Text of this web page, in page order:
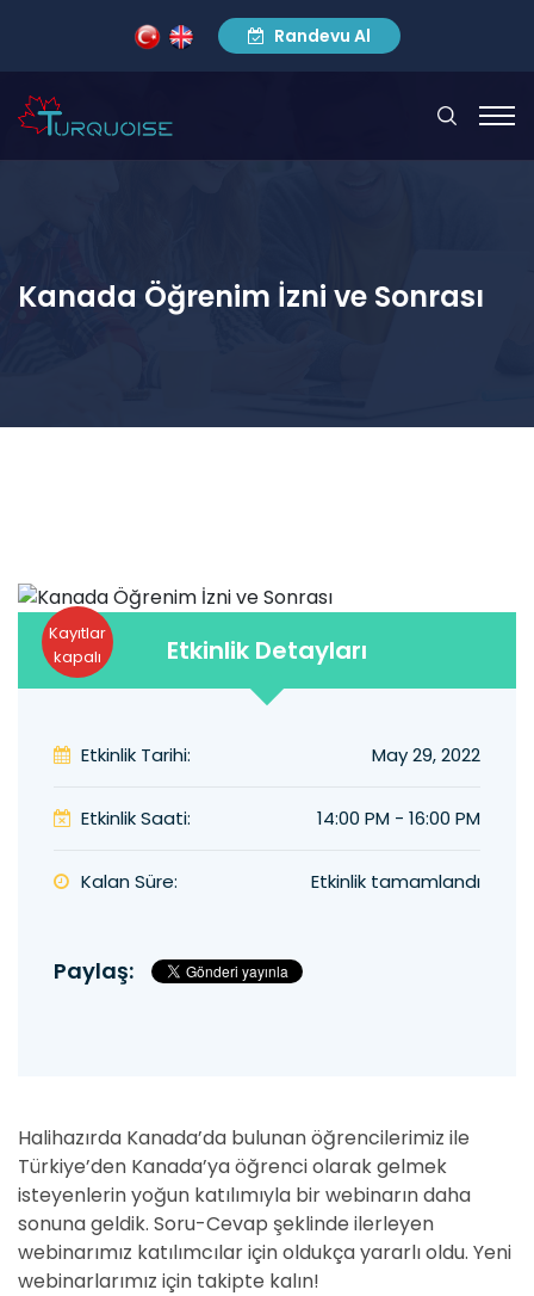
Randevu Al
Kanada Öğrenim İzni ve Sonrası
Kayıtlar
kapalı
Etkinlik Detayları
Etkinlik Tarihi: May 29, 2022
Etkinlik Saati: 14:00 PM - 16:00 PM
Kalan Süre: Etkinlik tamamlandı
Paylaş:
Halihazırda Kanada’da bulunan öğrencilerimiz ile
Türkiye’den Kanada’ya öğrenci olarak gelmek
isteyenlerin yoğun katılımıyla bir webinarın daha
sonuna geldik. Soru-Cevap şeklinde ilerleyen
webinarımız katılımcılar için oldukça yararlı oldu. Yeni
webinarlarımız için takipte kalın!